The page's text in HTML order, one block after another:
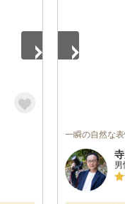
一瞬の自然な